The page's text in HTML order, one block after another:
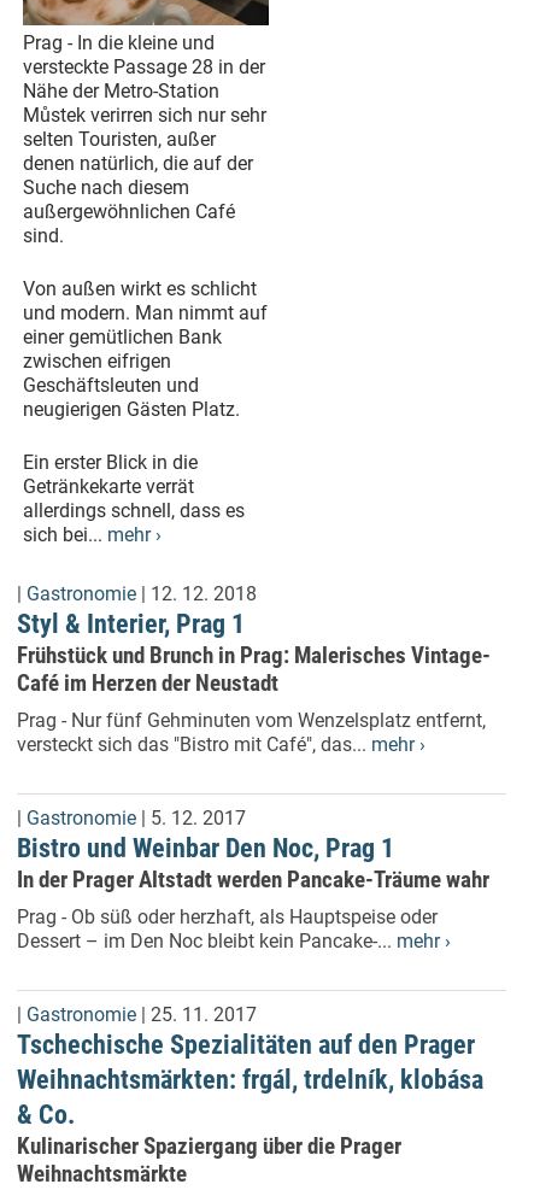
Prag - In die kleine und
versteckte Passage 28 in der
Nähe der Metro-Station
Můstek verirren sich nur sehr
selten Touristen, außer
denen natürlich, die auf der
Suche nach diesem
außergewöhnlichen Café
sind.
Von außen wirkt es schlicht
und modern. Man nimmt auf
einer gemütlichen Bank
zwischen eifrigen
Geschäftsleuten und
neugierigen Gästen Platz.
Ein erster Blick in die
Getränkekarte verrät
allerdings schnell, dass es
sich bei... mehr ›
| Gastronomie | 12. 12. 2018
Styl & Interier, Prag 1
Frühstück und Brunch in Prag: Malerisches Vintage-
Café im Herzen der Neustadt
Prag - Nur fünf Gehminuten vom Wenzelsplatz entfernt,
versteckt sich das "Bistro mit Café", das... mehr ›
| Gastronomie | 5. 12. 2017
Bistro und Weinbar Den Noc, Prag 1
In der Prager Altstadt werden Pancake-Träume wahr
Prag - Ob süß oder herzhaft, als Hauptspeise oder
Dessert – im Den Noc bleibt kein Pancake-... mehr ›
| Gastronomie | 25. 11. 2017
Tschechische Spezialitäten auf den Prager
Weihnachtsmärkten: frgál, trdelník, klobása
& Co.
Kulinarischer Spaziergang über die Prager
Weihnachtsmärkte